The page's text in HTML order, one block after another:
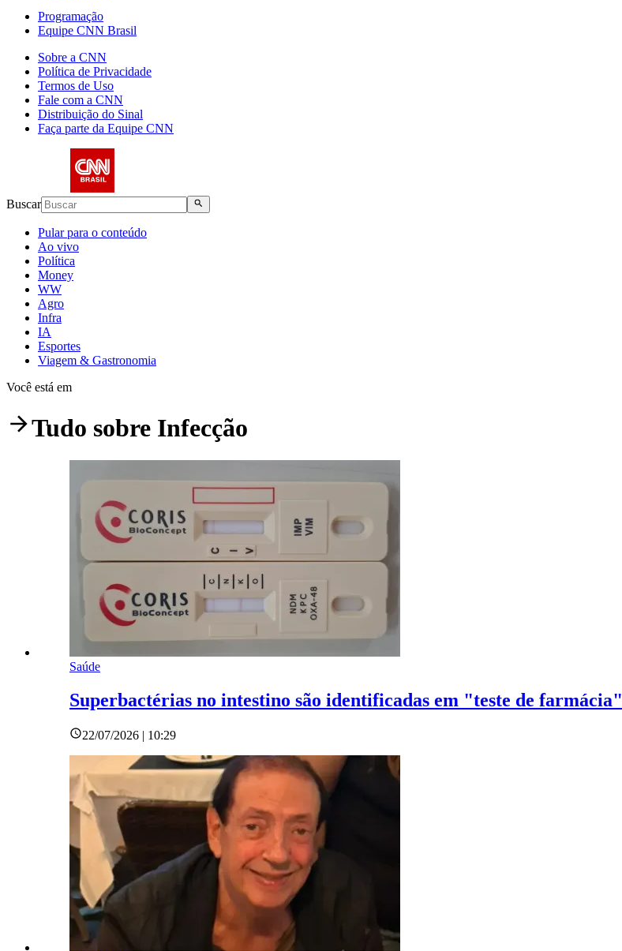
Programação
Equipe CNN Brasil
Sobre a CNN
Política de Privacidade
Termos de Uso
Fale com a CNN
Distribuição do Sinal
Faça parte da Equipe CNN
Buscar
Pular para o conteúdo
Ao vivo
Política
Money
WW
Agro
Infra
IA
Esportes
Viagem & Gastronomia
Você está em
Tudo sobre Infecção
Saúde
Superbactérias no intestino são identificadas em "teste de farmácia"
22/07/2026 | 10:29